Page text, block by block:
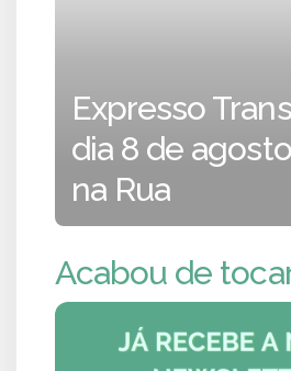
Expresso
dia 8 de
na Rua
Acabou de